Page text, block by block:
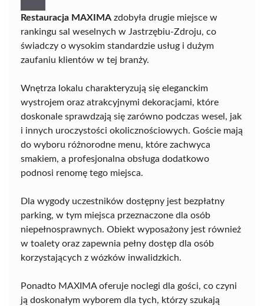
Restauracja MAXIMA zdobyła drugie miejsce w
rankingu sal weselnych w Jastrzębiu-Zdroju, co
świadczy o wysokim standardzie usług i dużym
zaufaniu klientów w tej branży.
Wnętrza lokalu charakteryzują się eleganckim
wystrojem oraz atrakcyjnymi dekoracjami, które
doskonale sprawdzają się zarówno podczas wesel, jak
i innych uroczystości okolicznościowych. Goście mają
do wyboru różnorodne menu, które zachwyca
smakiem, a profesjonalna obsługa dodatkowo
podnosi renomę tego miejsca.
Dla wygody uczestników dostępny jest bezpłatny
parking, w tym miejsca przeznaczone dla osób
niepełnosprawnych. Obiekt wyposażony jest również
w toalety oraz zapewnia pełny dostęp dla osób
korzystających z wózków inwalidzkich.
Ponadto MAXIMA oferuje noclegi dla gości, co czyni
ją doskonałym wyborem dla tych, którzy szukają